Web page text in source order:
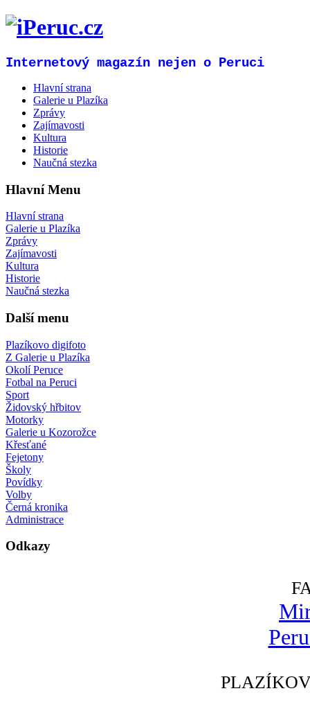
Internetový magazín nejen o Peruci
Hlavní strana
Galerie u Plazíka
Zprávy
Zajímavosti
Kultura
Historie
Naučná stezka
Hlavní Menu
Hlavní strana
Galerie u Plazíka
Zprávy
Zajímavosti
Kultura
Historie
Naučná stezka
Další menu
Plazíkovo digifoto
Z Galerie u Plazíka
Okolí Peruce
Fotbal na Peruci
Sport
Židovský hřbitov
Motorky
Galerie u Kozorožce
Křesťané
Fejetony
Školy
Povídky
Volby
Černá kronika
Administrace
Odkazy